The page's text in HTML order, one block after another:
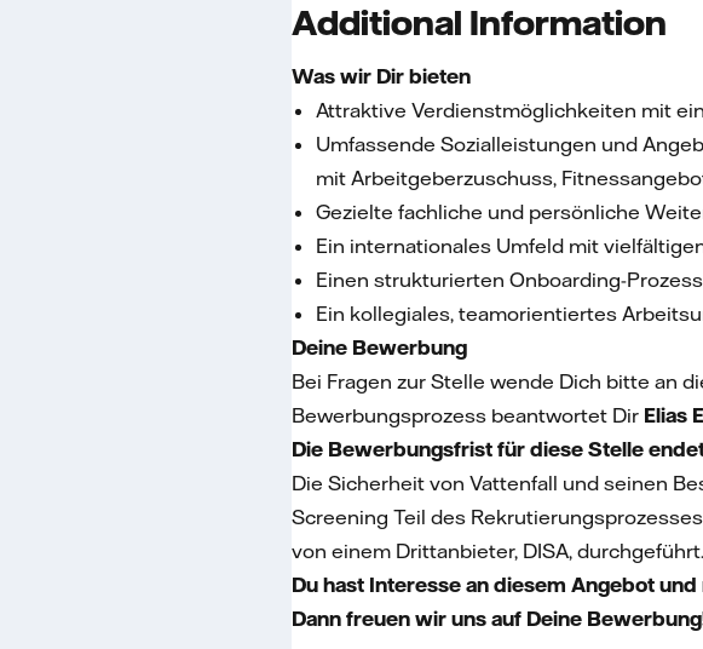
Additional Information
Was wir Dir bieten
Attraktive Verdienstmöglichkeiten mit
Umfassende Sozialleistungen und
mit Arbeitgeberzuschuss,
Gezielte fachliche und persönliche
Ein internationales Umfeld mit
Einen strukturierten Onboarding-
Ein kollegiales, teamorientiertes
Deine Bewerbung
Bei Fragen zur Stelle wende Dich bitte an
Bewerbungsprozess beantwortet Dir Elias
Die Bewerbungsfrist für diese Stelle
Die Sicherheit von Vattenfall und seinen
Screening Teil des
von einem Drittanbieter, DISA, durchgeführt.
Du hast Interesse an diesem Angebot
Dann freuen wir uns auf Deine